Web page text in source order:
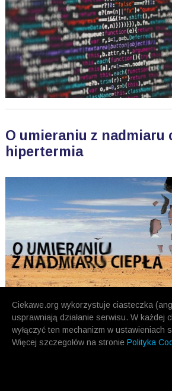
Ciekawe.org wykorzystuje ciasteczka
usprawniają działanie serwisu. W każdej
wyłączyć ten mechanizm w ustawieniach
Więcej szczegołów na stronie Polityka
O umieraniu z nadmiaru
hipertermia